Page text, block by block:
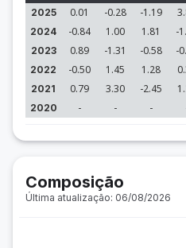
2025
0.01 -0.28 -1.19
2024 -0.84 1.00 1.81 -
2023 0.89 -1.31 -0.58 -
2022 -0.50 1.45 1.28
2021 0.79 3.30 -2.45
2020 - - -
Composição
Última atualização: 06/08/2026